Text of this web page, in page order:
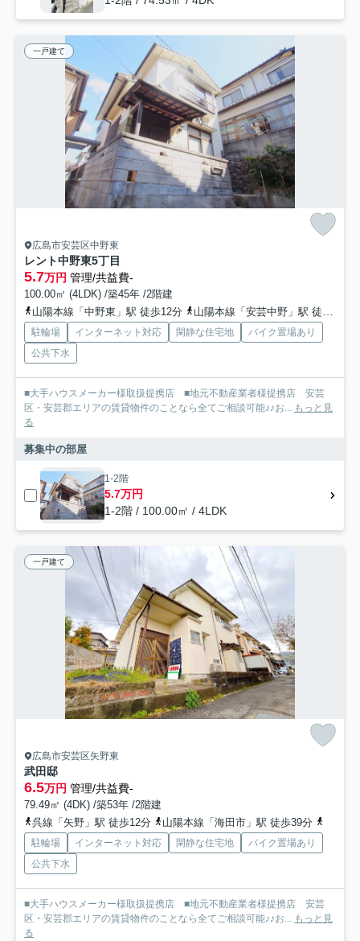
一戸建て
広島市安芸区中野東
レント中野東5丁目
5.7万円 管理/共益費-
100.00㎡ (4LDK) /築45年 /2階建
山陽本線「中野東」駅 徒歩12分
山陽本線「安芸中野」駅 徒歩35分
駐輪場 インターネット対応 閑静な住宅地
バイク置場あり
公共下水
■大手ハウスメーカー様取扱提携店 ■地元不動産業者様提携店 安芸
区・安芸郡エリアの賃貸物件のことなら全てご相談可能♪♪お... もっと見
る
募集中の部屋
1-2階
5.7万円
1-2階 / 100.00㎡ / 4LDK
一戸建て
広島市安芸区矢野東
武田邸
6.5万円 管理/共益費-
79.49㎡ (4DK) /築53年 /2階建
呉線「矢野」駅 徒歩12分
山陽本線「海田市」駅 徒歩39分
駐輪場 インターネット対応 閑静な住宅地
バイク置場あり
公共下水
■大手ハウスメーカー様取扱提携店 ■地元不動産業者様提携店 安芸
区・安芸郡エリアの賃貸物件のことなら全てご相談可能♪♪お... もっと見
る